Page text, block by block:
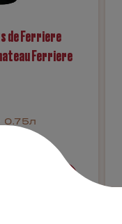
de Ferriere
Ferriere
0.75л